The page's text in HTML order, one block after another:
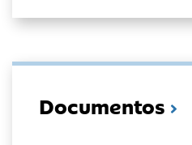
Documentos